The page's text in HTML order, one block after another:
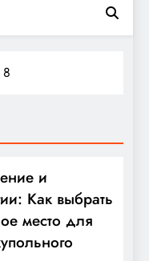
и
Как выбрать
место для